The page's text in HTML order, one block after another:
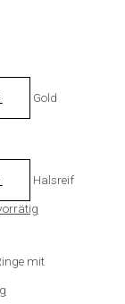
Gold
Halsreif
mit